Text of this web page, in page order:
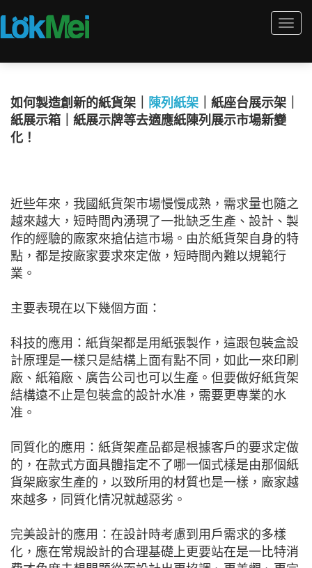
如何製造創新的紙貨架｜ 陳列紙架 ｜紙座台展示架｜
紙展示箱｜紙展示牌等去適應紙陳列展示市場新變
化！
近些年來，我國紙貨架市場慢慢成熟，需求量也隨之
越來越大，短時間內湧現了一批缺乏生產、設計、製
作的經驗的廠家來搶佔這市場。由於紙貨架自身的特
點，都是按廠家要求來定做，短時間內難以規範行
業。
主要表現在以下幾個方面：
科技的應用：紙貨架都是用紙張製作，這跟包裝盒設
計原理是一樣只是結構上面有點不同，如此一來印刷
廠、紙箱廠、廣告公司也可以生產。但要做好紙貨架
結構遠不止是包裝盒的設計水准，需要更專業的水
准。
同質化的應用：紙貨架產品都是根據客戶的要求定做
的，在款式方面具體指定不了哪一個式樣是由那個紙
貨架廠家生產的，以致所用的材質也是一樣，廠家越
來越多，同質化情况就越惡劣。
完美設計的應用：在設計時考慮到用戶需求的多樣
化，應在常規設計的合理基礎上更要站在是一比特消